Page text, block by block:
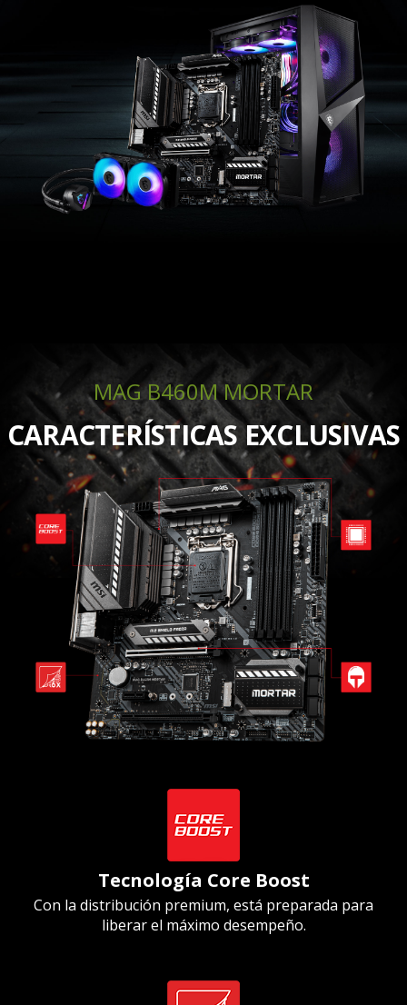
MAG B460M MORTAR
CARACTERÍSTICAS EXCLUSIVAS
Tecnología Core Boost
Con la distribución premium, está preparada para
liberar el máximo desempeño.